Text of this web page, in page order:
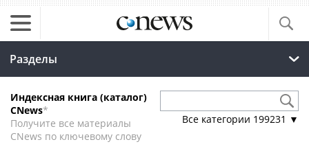
Разделы
Индексная книга (каталог)
CNews*
Получите все материалы
CNews по ключевому слову
Все категории 199231 ▼